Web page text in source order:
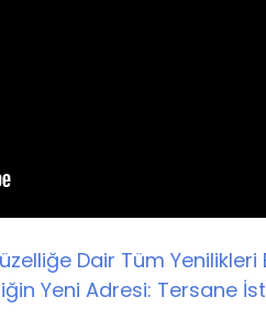
Dair Tüm
Yeni Adresi: Tersane